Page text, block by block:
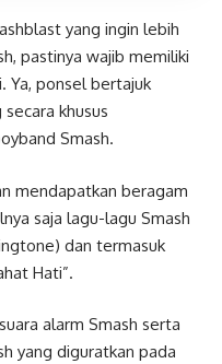
yang ingin lebih
pastinya wajib memiliki
Ya, ponsel bertajuk
khusus
Smash.
mendapatkan beragam
saja lagu-lagu Smash
dan termasuk
Hati”.
alarm Smash serta
yang diguratkan pada